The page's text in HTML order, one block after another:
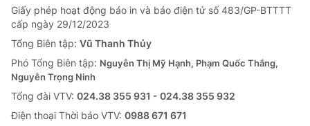
Giấy phép hoạt động báo in và báo điện tử số 483/GP-BTTTT
cấp ngày 29/12/2023
Tổng Biên tập: Vũ Thanh Thủy
Phó Tổng Biên tập: Nguyễn Thị Mỹ Hạnh, Phạm Quốc Thắng,
Nguyễn Trọng Ninh
Tổng đài VTV: 024.38 355 931 - 024.38 355 932
Ðiện thoại Thời báo VTV: 0988 671 671